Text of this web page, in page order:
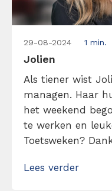
29-08-2024 1 min.
Jolien
Als tiener wist
managen. Haar
het weekend
te werken en
Toetsweken?
Die ijzersterke
Lees verder